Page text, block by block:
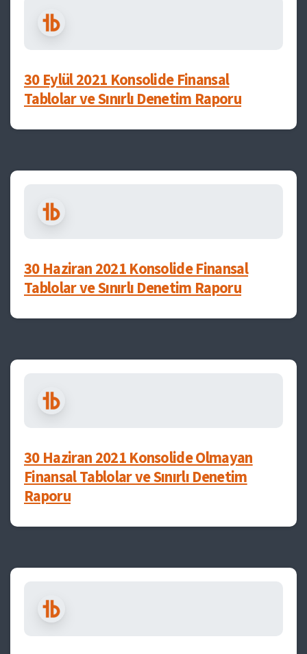
30 Eylül 2021 Konsolide Finansal
Tablolar ve Sınırlı Denetim Raporu
30 Haziran 2021 Konsolide Finansal
Tablolar ve Sınırlı Denetim Raporu
30 Haziran 2021 Konsolide Olmayan
Finansal Tablolar ve Sınırlı Denetim
Raporu